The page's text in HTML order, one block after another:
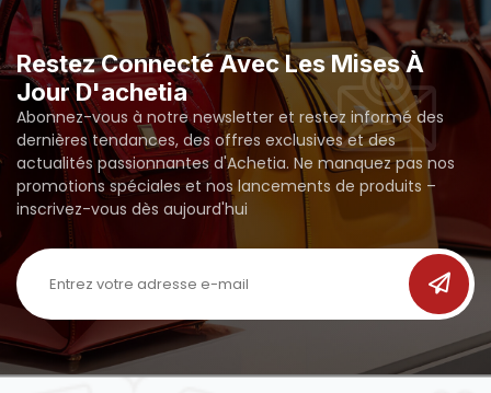
Restez Connecté Avec Les Mises À
Jour D'achetia
Abonnez-vous à notre newsletter et restez informé des
dernières tendances, des offres exclusives et des
actualités passionnantes d'Achetia. Ne manquez pas nos
promotions spéciales et nos lancements de produits –
inscrivez-vous dès aujourd'hui